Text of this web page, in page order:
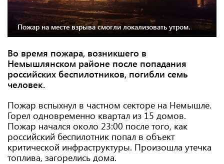
Пожар на месте взрыва смогли локализовать утром.
Во время пожара, возникшего в
Немышлянском районе после попадания
российских беспилотников, погибли семь
человек.
Пожар вспыхнул в частном секторе на Немышле.
Горел одновременно квартал из 15 домов.
Пожар начался около 23:00 после того, как
российский беспилотник попал в объект
критической инфраструктуры. Произошла утечка
топлива, загорелись дома.